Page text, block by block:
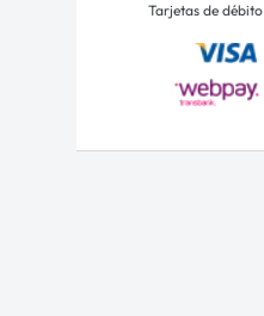
Tarjetas de débito